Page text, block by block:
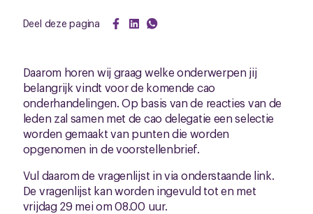
Deel deze pagina
Daarom horen wij graag welke onderwerpen jij
belangrijk vindt voor de komende cao
onderhandelingen. Op basis van de reacties van de
leden zal samen met de cao delegatie een selectie
worden gemaakt van punten die worden
opgenomen in de voorstellenbrief.
Vul daarom de vragenlijst in via onderstaande link.
De vragenlijst kan worden ingevuld tot en met
vrijdag 29 mei om 08.00 uur.